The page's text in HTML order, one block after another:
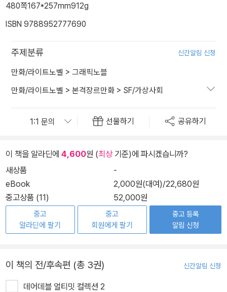
480쪽167*257mm912g
ISBN 9788952777690
주제분류 신간알림 신청
만화/라이트노벨 > 그래픽노블
만화/라이트노벨 > 본격장르만화 > SF/가상사회
선물하기 공유하기
이 책을 알라딘에 4,600원 (최상기준)에 파시겠습니까?
새상품
-
eBook
2,000원(대여)/22,680원
중고상품 (11)
52,000원
중고
알라딘에 팔기
중고
회원에게 팔기
중고 등록
알림 신청
이 책의 전/후속편 (총 3권) 신간알림 신청
데어데블 얼티밋 컬렉션 2